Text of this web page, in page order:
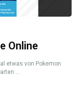
Online
etwas von Pokemon
...